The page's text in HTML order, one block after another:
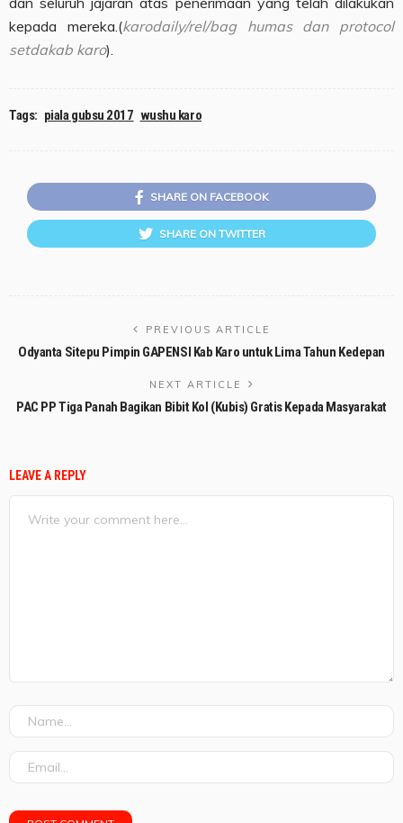
kepada mereka.(karodaily/rel/bag humas dan protocol
setdakab karo).
Tags: piala gubsu 2017 wushu karo
SHARE ON FACEBOOK
SHARE ON TWITTER
PREVIOUS ARTICLE
Odyanta Sitepu Pimpin GAPENSI Kab Karo untuk Lima Tahun Kedepan
NEXT ARTICLE
PAC PP Tiga Panah Bagikan Bibit Kol (Kubis) Gratis Kepada Masyarakat
LEAVE A REPLY